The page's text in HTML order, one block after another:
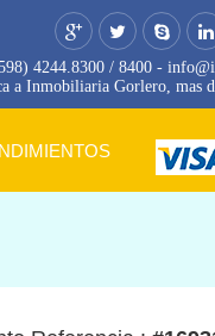
4244.8300 / 8400 -
a Inmobiliaria Gorlero, mas